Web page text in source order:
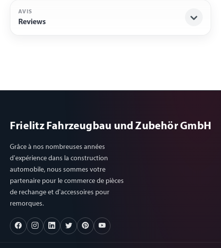
AVIS
Reviews
Frielitz Fahrzeugbau und Zubehör GmbH
Grâce à nos nombreuses années
d'expérience dans la construction
automobile, nous sommes votre
partenaire pour le commerce de pièces
de rechange et d'accessoires pour
remorques.